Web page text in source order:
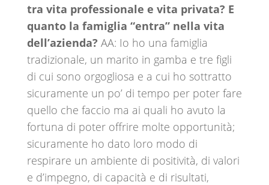
tra vita professionale e vita privata? E
quanto la famiglia “entra” nella vita
dell’azienda? AA: Io ho una famiglia
tradizionale, un marito in gamba e tre figli
di cui sono orgogliosa e a cui ho sottratto
sicuramente un po’ di tempo per poter fare
quello che faccio ma ai quali ho avuto la
fortuna di poter offrire molte opportunità;
sicuramente ho dato loro modo di
respirare un ambiente di positività, di valori
e d’impegno, di capacità e di risultati,